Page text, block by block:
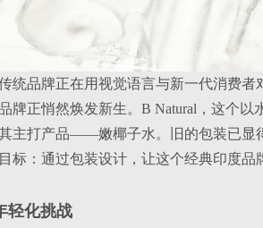
统品牌正在用视觉语言与新一代消费者
牌正悄然焕发新生。B Natural，这个
主打产品——嫩椰子水。旧的包装已显
标：通过包装设计，让这个经典印度
轻化挑战